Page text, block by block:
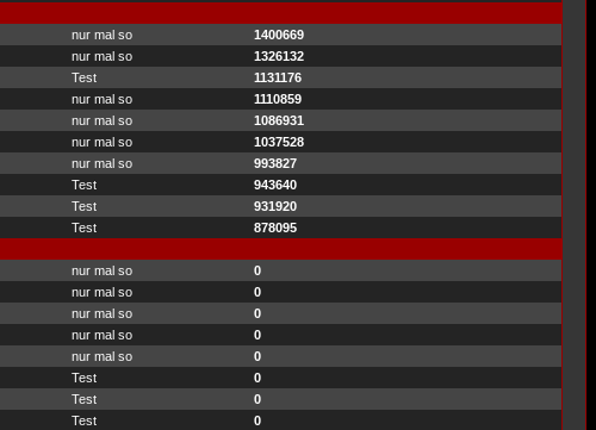
nur mal so
1400669
nur mal so
1326132
Test
1131176
nur mal so
1110859
nur mal so
1086931
nur mal so
1037528
nur mal so
993827
Test
943640
Test
931920
Test
878095
nur mal so
0
nur mal so
0
nur mal so
0
nur mal so
0
nur mal so
0
Test
0
Test
0
Test 0